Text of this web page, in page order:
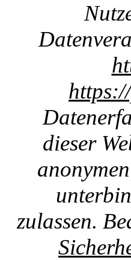
dieser
zulassen.